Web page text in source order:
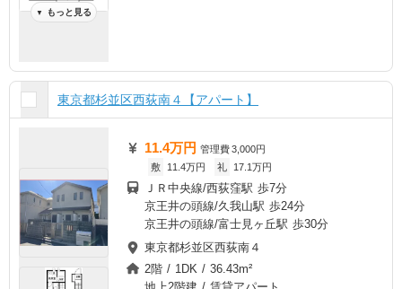
▼ もっと見る
東京都杉並区西荻南４【アパート】
11.4万円 管理費3,000円
敷
11.4万円 礼 17.1万円
ＪＲ中央線/西荻窪駅 歩7分
京王井の頭線/久我山駅 歩24分
京王井の頭線/富士見ヶ丘駅 歩30分
東京都杉並区西荻南４
2階 / 1DK / 36.43m²